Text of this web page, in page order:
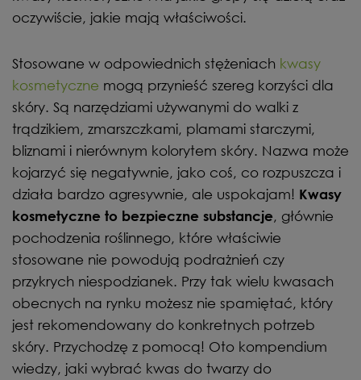
oczywiście, jakie mają właściwości.
Stosowane w odpowiednich stężeniach kwasy
kosmetyczne mogą przynieść szereg korzyści dla
skóry. Są narzędziami używanymi do walki z
trądzikiem, zmarszczkami, plamami starczymi,
bliznami i nierównym kolorytem skóry. Nazwa może
kojarzyć się negatywnie, jako coś, co rozpuszcza i
działa bardzo agresywnie, ale uspokajam! Kwasy
kosmetyczne to bezpieczne substancje, głównie
pochodzenia roślinnego, które właściwie
stosowane nie powodują podrażnień czy
przykrych niespodzianek. Przy tak wielu kwasach
obecnych na rynku możesz nie spamiętać, który
jest rekomendowany do konkretnych potrzeb
skóry. Przychodzę z pomocą! Oto kompendium
wiedzy, jaki wybrać kwas do twarzy do